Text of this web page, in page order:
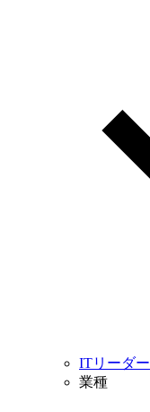
ITリーダー
業種